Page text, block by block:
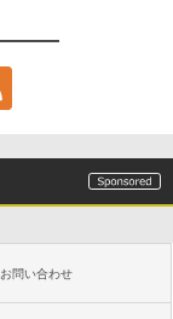
お問い合わせ